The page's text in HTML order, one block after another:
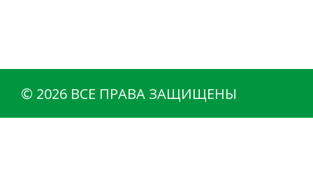
© 2026 ВСЕ ПРАВА ЗАЩИЩЕНЫ